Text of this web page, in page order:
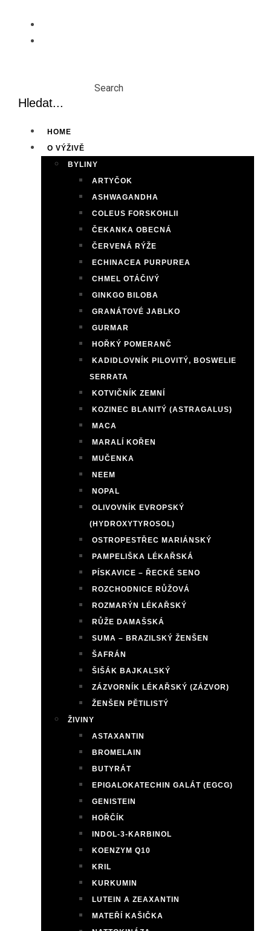
content
Search
HOME
O VÝŽIVĚ
BYLINY
ARTYČOK
ASHWAGANDHA
COLEUS FORSKOHLII
ČEKANKA OBECNÁ
ČERVENÁ RÝŽE
ECHINACEA PURPUREA
CHMEL OTÁČIVÝ
GINKGO BILOBA
GRANÁTOVÉ JABLKO
GURMAR
HOŘKÝ POMERANČ
KADIDLOVNÍK PILOVITÝ, BOSWELIE
SERRATA
KOTVIČNÍK ZEMNÍ
KOZINEC BLANITÝ (ASTRAGALUS)
MACA
MARALÍ KOŘEN
MUČENKA
NEEM
NOPAL
OLIVOVNÍK EVROPSKÝ
(HYDROXYTYROSOL)
OSTROPESTŘEC MARIÁNSKÝ
PAMPELIŠKA LÉKAŘSKÁ
PÍSKAVICE – ŘECKÉ SENO
ROZCHODNICE RŮŽOVÁ
ROZMARÝN LÉKAŘSKÝ
RŮŽE DAMAŠSKÁ
SUMA – BRAZILSKÝ ŽENŠEN
ŠAFRÁN
ŠIŠÁK BAJKALSKÝ
ZÁZVORNÍK LÉKAŘSKÝ (ZÁZVOR)
ŽENŠEN PĚTILISTÝ
ŽIVINY
ASTAXANTIN
BROMELAIN
BUTYRÁT
EPIGALOKATECHIN GALÁT (EGCG)
GENISTEIN
HOŘČÍK
INDOL-3-KARBINOL
KOENZYM Q10
KRIL
KURKUMIN
LUTEIN A ZEAXANTIN
MATEŘÍ KAŠIČKA